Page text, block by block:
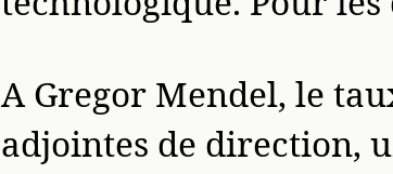
A Gregor Mendel, le
adjointes de direction,